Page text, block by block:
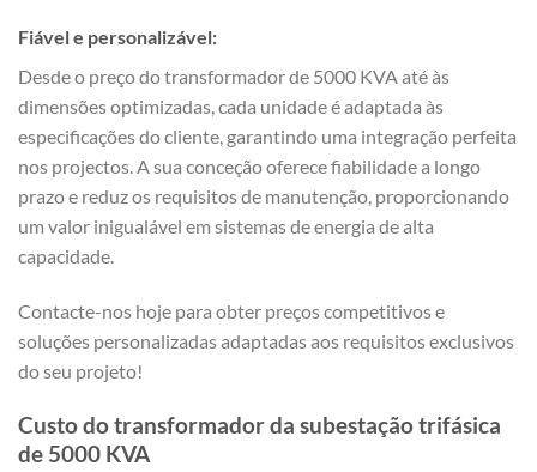
Fiável e personalizável:
Desde o preço do transformador de 5000 KVA até às
dimensões optimizadas, cada unidade é adaptada às
especificações do cliente, garantindo uma integração perfeita
nos projectos. A sua conceção oferece fiabilidade a longo
prazo e reduz os requisitos de manutenção, proporcionando
um valor inigualável em sistemas de energia de alta
capacidade.
Contacte-nos hoje para obter preços competitivos e
soluções personalizadas adaptadas aos requisitos exclusivos
do seu projeto!
Custo do transformador da subestação trifásica
de 5000 KVA